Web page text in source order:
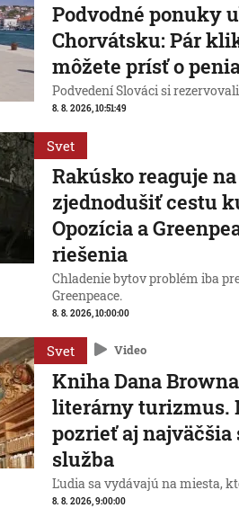
Podvodné ponuky
Chorvátsku: Pár
môžete prísť o
Podvedení Slováci si
8. 8. 2026, 10:51:49
Svet
Rakúsko reaguje
zjednodušiť cestu
Opozícia a
riešenia
Chladenie bytov problém iba
Greenpeace.
8. 8. 2026, 10:00:00
Svet Video
Kniha Dana
literárny turizmus.
pozrieť aj
služba
Ľudia sa vydávajú na miesta,
8. 8. 2026, 9:00:00